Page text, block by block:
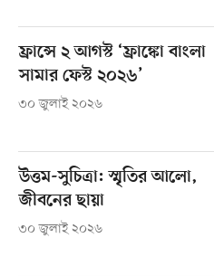
ফ্রান্সে ২ আগস্ট ‘ফ্রাঙ্কো বাংলা
সামার ফেস্ট ২০২৬’
৩০ জুলাই ২০২৬
উত্তম-সুচিত্রা: স্মৃতির আলো,
জীবনের ছায়া
৩০ জুলাই ২০২৬